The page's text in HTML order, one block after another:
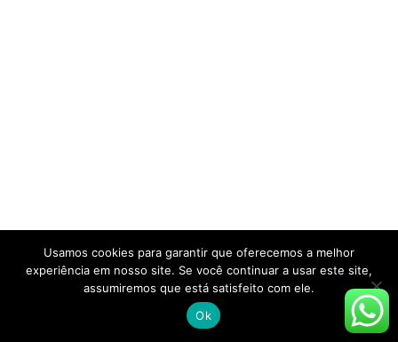
Usamos cookies para garantir que oferecemos a melhor
experiência em nosso site. Se você continuar a usar este site,
assumiremos que está satisfeito com ele.
Ok